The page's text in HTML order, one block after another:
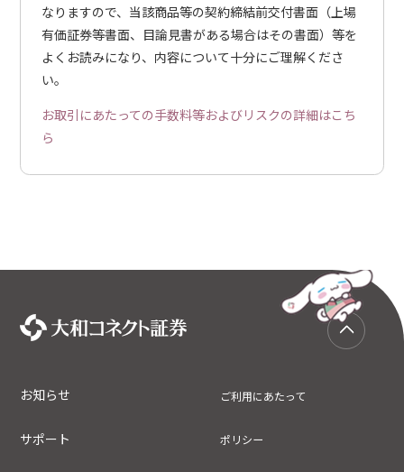
なりますので、当該商品等の契約締結前交付書面（上場
有価証券等書面、目論見書がある場合はその書面）等を
よくお読みになり、内容について十分にご理解くださ
い。
お取引にあたっての手数料等およびリスクの詳細はこち
ら
お知らせ
サポート
ご利用にあたって
ポリシー